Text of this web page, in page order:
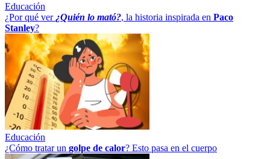
Educación
¿Por qué ver ¿Quién lo mató?, la historia inspirada en Paco
Stanley?
Educación
¿Cómo tratar un golpe de calor? Esto pasa en el cuerpo